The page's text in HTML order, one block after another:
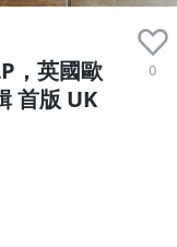
，英國歐
首版 UK
0